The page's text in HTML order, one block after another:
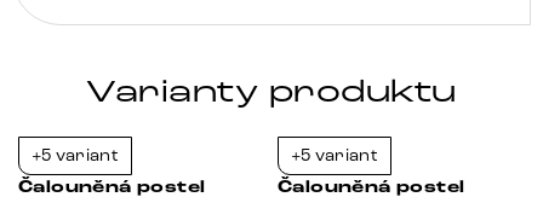
Varianty produktu
+5 variant
Čalouněná postel
+5 variant
Čalouněná postel